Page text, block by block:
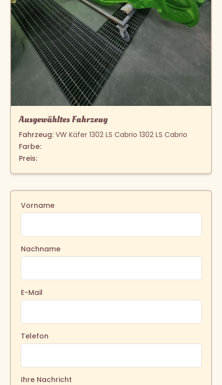
Vorname
Nachname
E-Mail
Telefon
Ihre Nachricht
Ausgewähltes Fahrzeug
Fahrzeug:VW Käfer 1302 LS Cabrio 1302 LS Cabrio
Farbe:
Preis: